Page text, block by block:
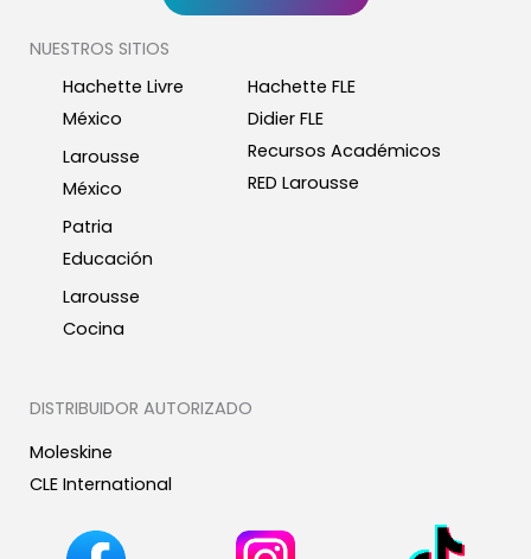
NUESTROS SITIOS
Hachette Livre
México
Larousse
México
Patria
Educación
Larousse
Cocina
Hachette FLE
Didier FLE
Recursos Académicos
RED Larousse
DISTRIBUIDOR AUTORIZADO
Moleskine
CLE International